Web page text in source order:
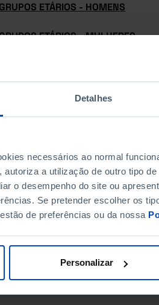
Detalhes
necessários ao normal
a utilização de outro tipo
o desempenho do site ou
Se pretender escolher os
de preferências ou da nossa
Personalizar
ETÁRIOS - HOMENS
ETÁRIOS - MULHERES
ETÁRIOS (%)
- MULHERES